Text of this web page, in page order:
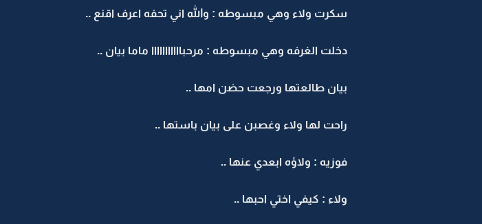
سكرت ولاء وهي مبسوطه : والله اني تحفه اعرف اقنع ..
دخلت الغرفه وهي مبسوطه : مرحبااااااااااا ماما بيان ..
بيان طالعتها ورجعت حضن امها ..
راحت لها ولاء وغصبن على بيان باستها ..
فوزيه : ولاؤه ابعدي عنها ..
ولاء : كيفي اختي احبها ..